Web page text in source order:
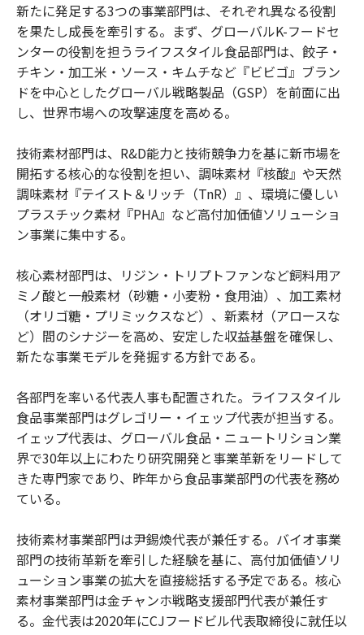
新たに発足する3つの事業部門は、それぞれ異なる役割
を果たし成長を牽引する。まず、グローバルK-フードセ
ンターの役割を担うライフスタイル食品部門は、餃子・
チキン・加工米・ソース・キムチなど『ビビゴ』ブラン
ドを中心としたグローバル戦略製品（GSP）を前面に出
し、世界市場への攻撃速度を高める。
技術素材部門は、R&D能力と技術競争力を基に新市場を
開拓する核心的な役割を担い、調味素材『核酸』や天然
調味素材『テイスト＆リッチ（TnR）』、環境に優しい
プラスチック素材『PHA』など高付加価値ソリューショ
ン事業に集中する。
核心素材部門は、リジン・トリプトファンなど飼料用ア
ミノ酸と一般素材（砂糖・小麦粉・食用油）、加工素材
（オリゴ糖・プリミックスなど）、新素材（アロースな
ど）間のシナジーを高め、安定した収益基盤を確保し、
新たな事業モデルを発掘する方針である。
各部門を率いる代表人事も配置された。ライフスタイル
食品事業部門はグレゴリー・イェップ代表が担当する。
イェップ代表は、グローバル食品・ニュートリション業
界で30年以上にわたり研究開発と事業革新をリードして
きた専門家であり、昨年から食品事業部門の代表を務め
ている。
技術素材事業部門は尹錫煥代表が兼任する。バイオ事業
部門の技術革新を牽引した経験を基に、高付加価値ソリ
ューション事業の拡大を直接総括する予定である。核心
素材事業部門は金チャンホ戦略支援部門代表が兼任す
る。金代表は2020年にCJフードビル代表取締役に就任以